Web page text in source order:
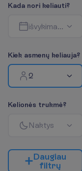
Kada nori keliauti?
išvykimas g
Kiek asmenų keliauja?
2
Kelionės trukmė?
Naktys
Daugiau
filtrų